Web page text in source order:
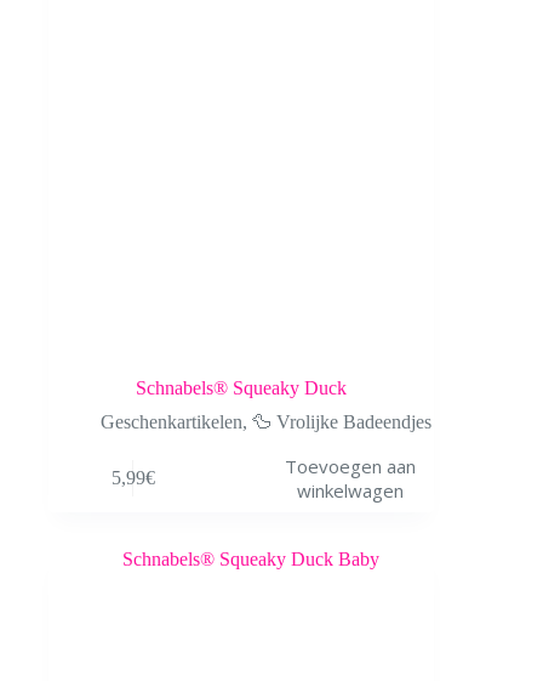
Schnabels® Squeaky Duck
Geschenkartikelen, 🦆 Vrolijke Badeendjes
5,99€
Toevoegen aan
winkelwagen